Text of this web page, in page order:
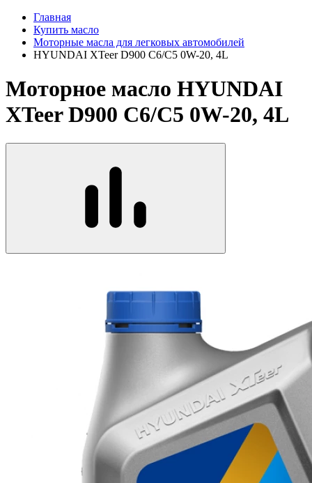
Главная
Купить масло
Моторные масла для легковых автомобилей
HYUNDAI XTeer D900 C6/C5 0W-20, 4L
Моторное масло HYUNDAI
XTeer D900 C6/C5 0W-20, 4L